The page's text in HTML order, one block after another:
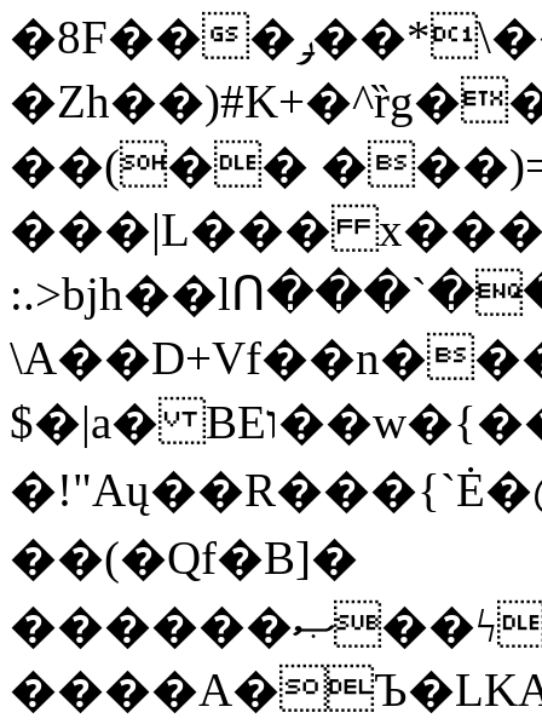
�8F���ݛ��*\��U��S
��(��
���|L���
$�|a� BEו��w�{���;���q�X��d%�������W� hU�(�1�Ū}9�S�F<��i�L3�;�
��(�Qf�B]�
������ޞ��ϟak��r��_39$�8�p���7�2�yIZ�R��x��/